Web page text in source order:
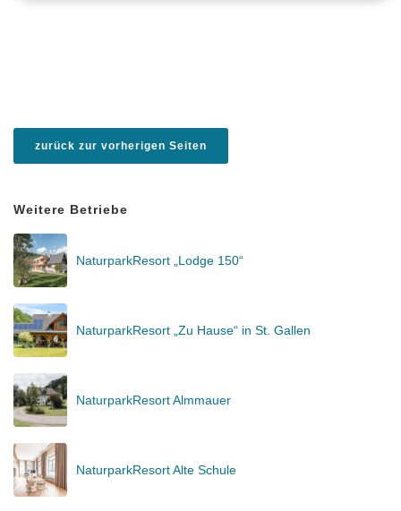
zurück zur vorherigen Seiten
Weitere Betriebe
NaturparkResort „Lodge 150“
NaturparkResort „Zu Hause“ in St. Gallen
NaturparkResort Almmauer
NaturparkResort Alte Schule